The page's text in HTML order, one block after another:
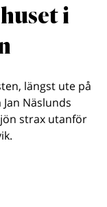
i
längst ute på
Näslunds
strax utanför